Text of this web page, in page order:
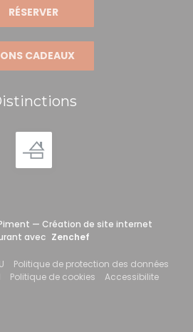
RÉSERVER
CADEAUX
— Création de site internet
avec Zenchef((ouvre une nouvelle
une nouvelle fenêtre))
((ouvre une nouvelle fenêtre))
Politique de protection des données
((ouvre une nouvelle fenêtre))
Politique de cookies ((ouvre une nouvelle
Accessibilite((ouvre